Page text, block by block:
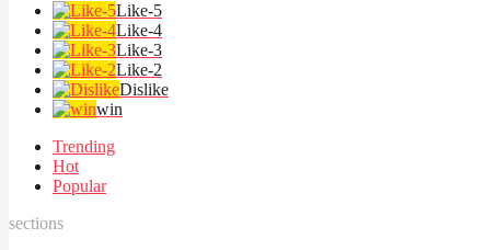
Like-5
Like-4
Like-3
Like-2
Dislike
win
Trending
Hot
Popular
sections